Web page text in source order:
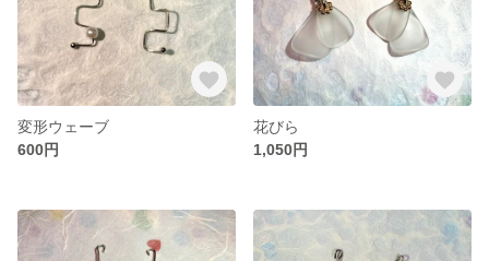
変形ウェーブ
600円
花びら
1,050円